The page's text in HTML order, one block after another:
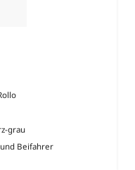
grau
Beifahrer